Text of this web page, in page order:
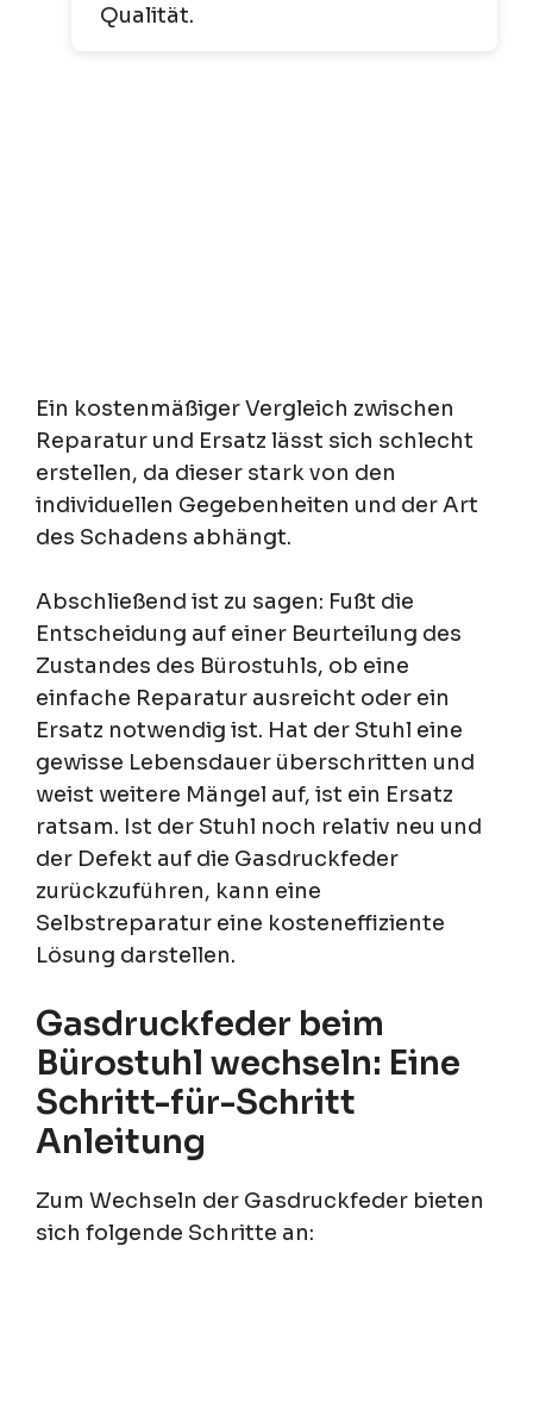
Qualität.
Ein kostenmäßiger Vergleich zwischen
Reparatur und Ersatz lässt sich schlecht
erstellen, da dieser stark von den
individuellen Gegebenheiten und der Art
des Schadens abhängt.
Abschließend ist zu sagen: Fußt die
Entscheidung auf einer Beurteilung des
Zustandes des Bürostuhls, ob eine
einfache Reparatur ausreicht oder ein
Ersatz notwendig ist. Hat der Stuhl eine
gewisse Lebensdauer überschritten und
weist weitere Mängel auf, ist ein Ersatz
ratsam. Ist der Stuhl noch relativ neu und
der Defekt auf die Gasdruckfeder
zurückzuführen, kann eine
Selbstreparatur eine kosteneffiziente
Lösung darstellen.
Gasdruckfeder beim
Bürostuhl wechseln: Eine
Schritt-für-Schritt
Anleitung
Zum Wechseln der Gasdruckfeder bieten
sich folgende Schritte an: